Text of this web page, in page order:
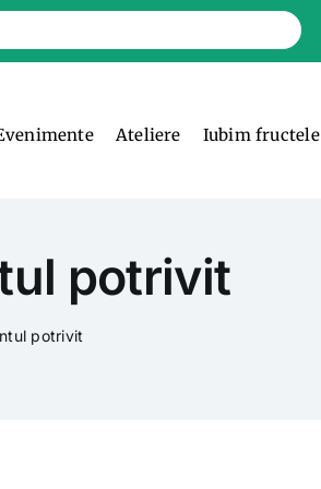
Ateliere Iubim fructele
potrivit
potrivit